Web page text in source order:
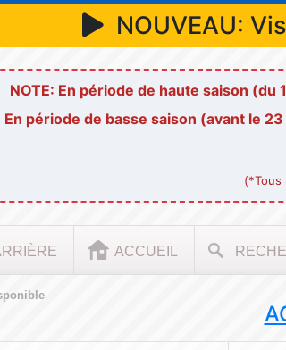
NOUVEAU:
NOTE: En période de haute saison
En période de basse saison (avant le
(*Tous
ACCUEIL